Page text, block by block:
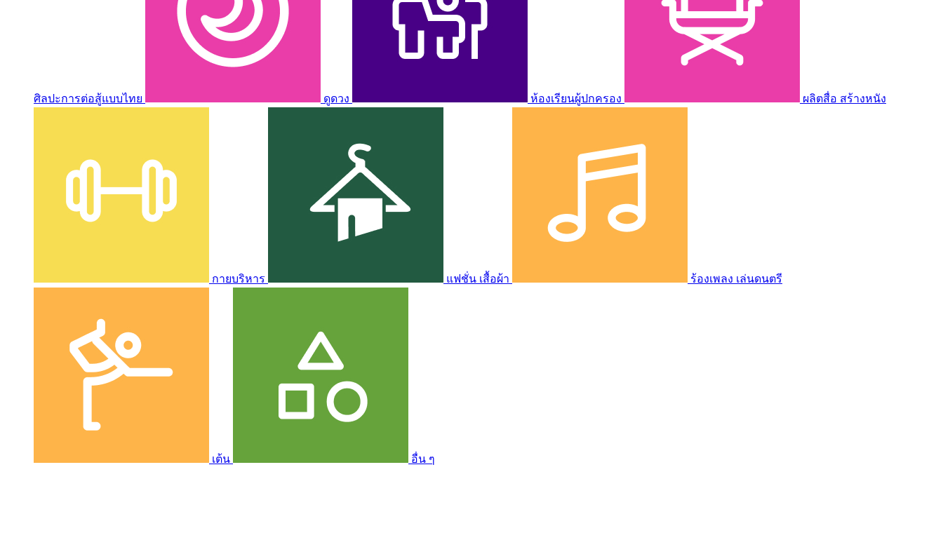
ศิลปะการต่อสู้แบบไทย ดูดวง ห้องเรียนผู้ปกครอง ผลิตสื่อ สร้างหนัง
กายบริหาร แฟชั่น เสื้อผ้า ร้องเพลง เล่นดนตรี
เต้น อื่น ๆ